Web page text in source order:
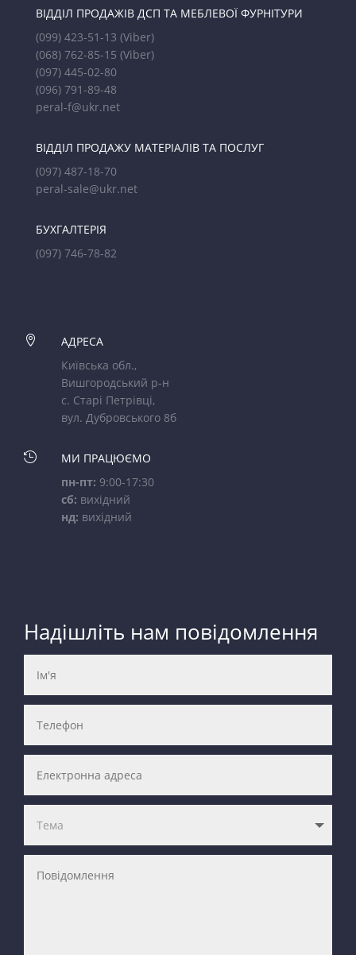
ВІДДІЛ ПРОДАЖІВ ДСП ТА МЕБЛЕВОЇ ФУРНІТУРИ
(099) 423-51-13 (Viber)
(068) 762-85-15 (Viber)
(097) 445-02-80
(096) 791-89-48
peral-f@ukr.net
ВІДДІЛ ПРОДАЖУ МАТЕРІАЛІВ ТА ПОСЛУГ
(097) 487-18-70
peral-sale@ukr.net
БУХГАЛТЕРІЯ
(097) 746-78-82

АДРЕСА
Київська обл.,
Вишгородський р-н
с. Старі Петрівці,
вул. Дубровського 8б

МИ ПРАЦЮЄМО
пн-пт: 9:00-17:30
сб: вихідний
нд: вихідний
Надішліть нам повідомлення